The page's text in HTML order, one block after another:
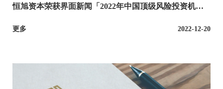
恒旭资本荣获界面新闻「2022年中国顶级风险投资机
更多 2022-12-20